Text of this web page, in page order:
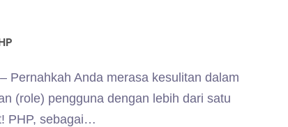
Pernahkah Anda merasa kesulitan dalam
(role) pengguna dengan lebih dari satu
PHP, sebagai…